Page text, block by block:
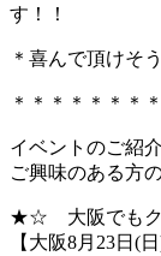
す！！
＊喜んで頂けそ
＊＊＊＊＊＊＊
イベントのご紹
ご興味のある方
★☆ 大阪でもク
【大阪8月23日(